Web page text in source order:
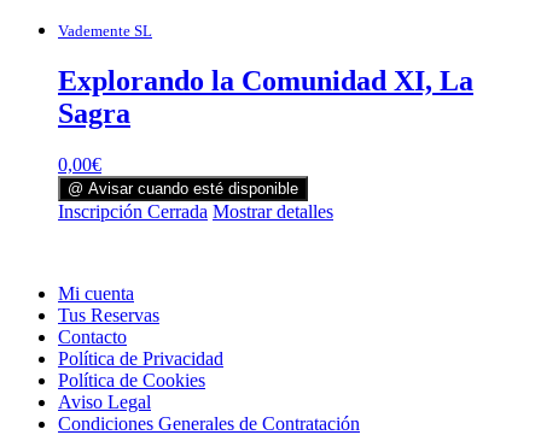
Vademente SL
Explorando la Comunidad XI, La
Sagra
0,00€
@ Avisar cuando esté disponible
Inscripción Cerrada Mostrar detalles
Mi cuenta
Tus Reservas
Contacto
Política de Privacidad
Política de Cookies
Aviso Legal
Condiciones Generales de Contratación